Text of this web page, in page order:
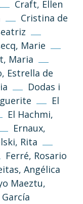
Craft, Ellen
Cristina de
Marie
Maria
Estrella de
Dodas i
El
El Hachmi,
Ernaux,
Rita
Ferré, Rosario
Angélica
Maeztu,
García